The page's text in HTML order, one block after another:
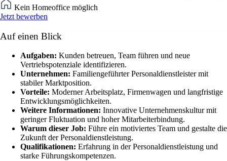
Kein Homeoffice möglich
Jetzt bewerben
Auf einen Blick
Aufgaben: Kunden betreuen, Team führen und neue
Vertriebspotenziale identifizieren.
Unternehmen: Familiengeführter Personaldienstleister mit
stabiler Marktposition.
Vorteile: Moderner Arbeitsplatz, Firmenwagen und langfristige
Entwicklungsmöglichkeiten.
Weitere Informationen: Innovative Unternehmenskultur mit
geringer Fluktuation und hoher Mitarbeiterbindung.
Warum dieser Job: Führe ein motiviertes Team und gestalte die
Zukunft der Personaldienstleistung.
Qualifikationen: Erfahrung in der Personaldienstleistung und
starke Führungskompetenzen.